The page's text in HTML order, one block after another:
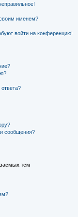
именем?
войти на конференцию!
сообщения?
тем